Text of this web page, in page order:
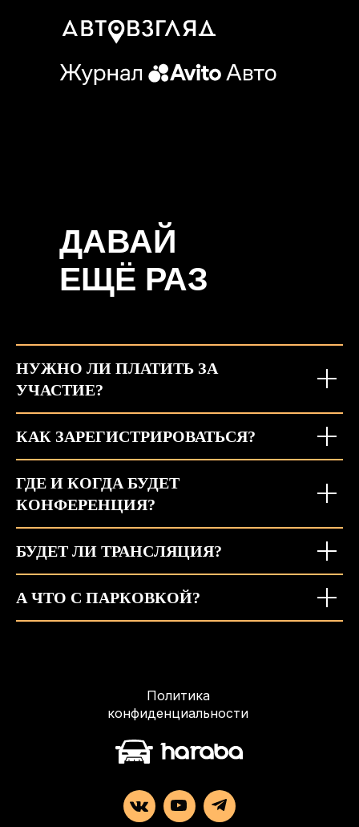
ДАВАЙ
ЕЩЁ РАЗ
НУЖНО ЛИ ПЛАТИТЬ ЗА
УЧАСТИЕ?
КАК ЗАРЕГИСТРИРОВАТЬСЯ?
ГДЕ И КОГДА БУДЕТ
КОНФЕРЕНЦИЯ?
БУДЕТ ЛИ ТРАНСЛЯЦИЯ?
А ЧТО С ПАРКОВКОЙ?
Политика
конфиденциальности